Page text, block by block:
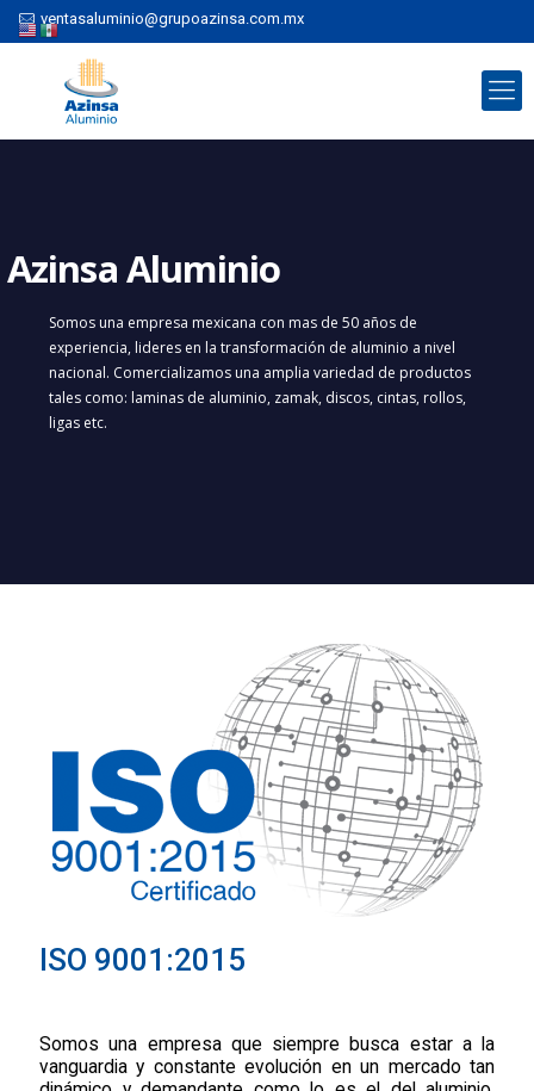
ventasaluminio@grupoazinsa.com.mx
Azinsa Aluminio
Somos una empresa mexicana con mas de 50 años de
experiencia, lideres en la transformación de aluminio a nivel
nacional. Comercializamos una amplia variedad de productos
tales como: laminas de aluminio, zamak, discos, cintas, rollos,
ligas etc.
ISO 9001:2015
Somos una empresa que siempre busca estar a la
vanguardia y constante evolución en un mercado tan